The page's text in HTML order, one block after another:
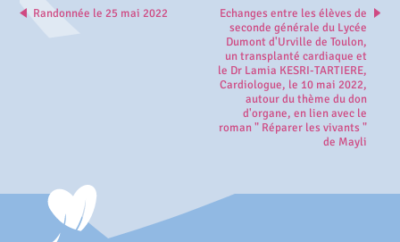
Randonnée le 25 mai 2022
Echanges entre les élèves de
seconde générale du Lycée
Dumont d'Urville de Toulon,
un transplanté cardiaque et
le Dr Lamia KESRI-TARTIERE,
Cardiologue, le 10 mai 2022,
autour du thème du don
d'organe, en lien avec le
roman " Réparer les vivants "
de Mayli